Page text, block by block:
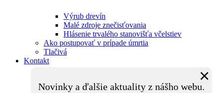
Výrub drevín
Malé zdroje znečisťovania
Hlásenie trvalého stanovišťa včelstiev
Ako postupovať v prípade úmrtia
Tlačivá
Kontakt
Novinky a ďalšie aktuality z nášho webu.
×